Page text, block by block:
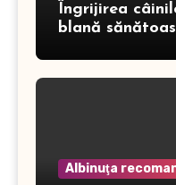
Îngrijirea
blană
Albinuţa